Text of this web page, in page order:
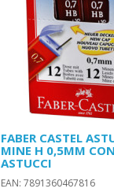
FABER CASTEL
MINE H 0,5MM
ASTUCCI
EAN: 7891360467816